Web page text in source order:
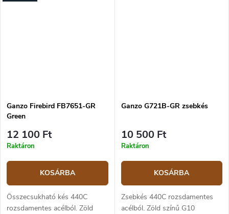
Ganzo Firebird FB7651-GR
Green
12 100 Ft
Raktáron
KOSÁRBA
Összecsukható kés 440C
rozsdamentes acélból. Zöld
Ganzo G721B-GR zsebkés
10 500 Ft
Raktáron
KOSÁRBA
Zsebkés 440C rozsdamentes
acélból. Zöld színű G10